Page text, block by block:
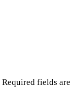
Required fields are